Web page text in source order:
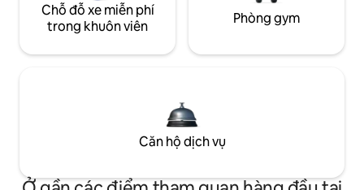
Chỗ đỗ xe miễn phí
trong khuôn viên
Phòng gym
Căn hộ dịch vụ